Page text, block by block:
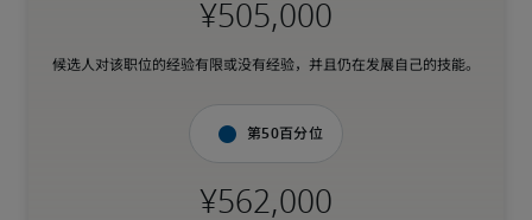
候选人对该职位的经验有限或没有经验，并且仍在发展自己的技能。
第50百分位